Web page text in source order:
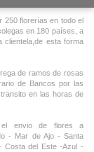
250 florerías en todo el
en 180 países, a
esta forma
de ramos de rosas
de Bancos por las
en las horas de
el envio de flores a
- Mar de Ajo - Santa
Costa del Este -Azul -